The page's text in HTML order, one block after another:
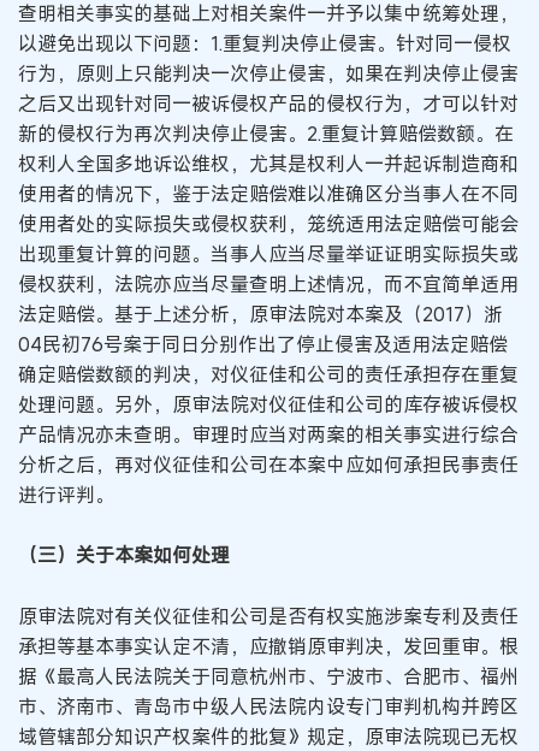
查明相关事实的基础上对相关案件一并予以集中统筹处理，
以避免出现以下问题：1.重复判决停止侵害。针对同一侵权
行为，原则上只能判决一次停止侵害，如果在判决停止侵害
之后又出现针对同一被诉侵权产品的侵权行为，才可以针对
新的侵权行为再次判决停止侵害。2.重复计算赔偿数额。在
权利人全国多地诉讼维权，尤其是权利人一并起诉制造商和
使用者的情况下，鉴于法定赔偿难以准确区分当事人在不同
使用者处的实际损失或侵权获利，笼统适用法定赔偿可能会
出现重复计算的问题。当事人应当尽量举证证明实际损失或
侵权获利，法院亦应当尽量查明上述情况，而不宜简单适用
法定赔偿。基于上述分析，原审法院对本案及（2017）浙
04民初76号案于同日分别作出了停止侵害及适用法定赔偿
确定赔偿数额的判决，对仪征佳和公司的责任承担存在重复
处理问题。另外，原审法院对仪征佳和公司的库存被诉侵权
产品情况亦未查明。审理时应当对两案的相关事实进行综合
分析之后，再对仪征佳和公司在本案中应如何承担民事责任
进行评判。
（三）关于本案如何处理
原审法院对有关仪征佳和公司是否有权实施涉案专利及责任
承担等基本事实认定不清，应撤销原审判决，发回重审。根
据《最高人民法院关于同意杭州市、宁波市、合肥市、福州
市、济南市、青岛市中级人民法院内设专门审判机构并跨区
域管辖部分知识产权案件的批复》规定，原审法院现已无权